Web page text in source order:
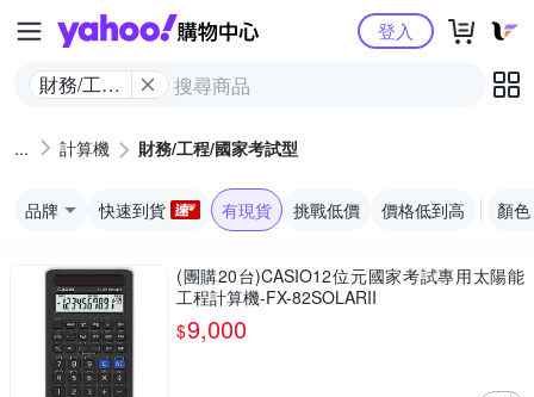
Yahoo購物中心
財務/工程/
型
登入
計算機 財務/工程/國家考試型
品牌 快速到貨 有現貨 挑戰低價 價格低到高 顏色
(團購20台)CASIO12位元國家考試專用太陽能
工程計算機-FX-82SOLARII
$9,000